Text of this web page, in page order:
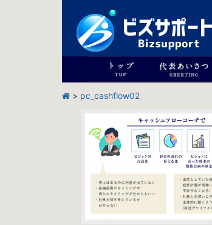
> pc_cashflow02